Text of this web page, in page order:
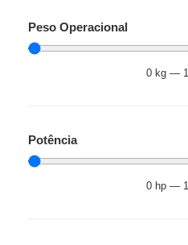
Peso Operacional
0 kg—
Potência
0 hp—